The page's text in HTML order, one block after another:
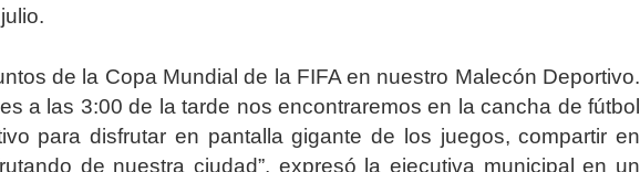
de la Copa Mundial de la FIFA en nuestro Malecón Deportivo.
a las 3:00 de la tarde nos encontraremos en la cancha de fútbol
para disfrutar en pantalla gigante de los juegos, compartir en
de nuestra ciudad”, expresó la ejecutiva municipal en un